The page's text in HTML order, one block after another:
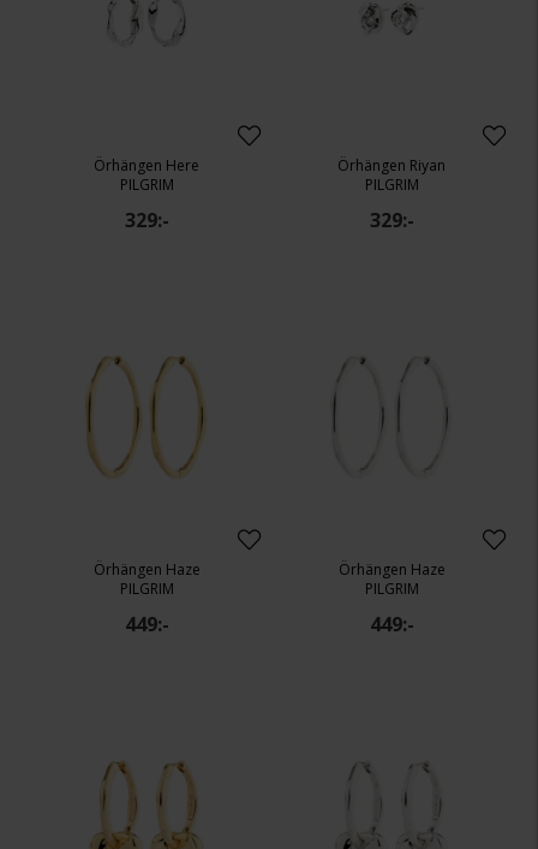
Örhängen Here
PILGRIM
329:-
Örhängen Riyan
PILGRIM
329:-
Örhängen Haze
PILGRIM
449:-
Örhängen Haze
PILGRIM
449:-